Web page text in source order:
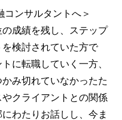
コンサルタントへ＞
成績を残し、ステップ
検討されていた方で
に転職していく一方、
み切れていなかったた
クライアントとの関係
わたりお話しし、今ま